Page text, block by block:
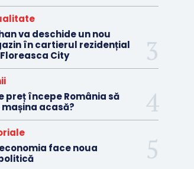
va deschide un nou
în cartierul rezidențial
Floreasca City
preț începe România să
acasă?
face noua